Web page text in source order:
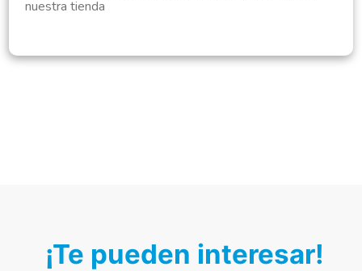
nuestra tienda
¡Te pueden interesar!